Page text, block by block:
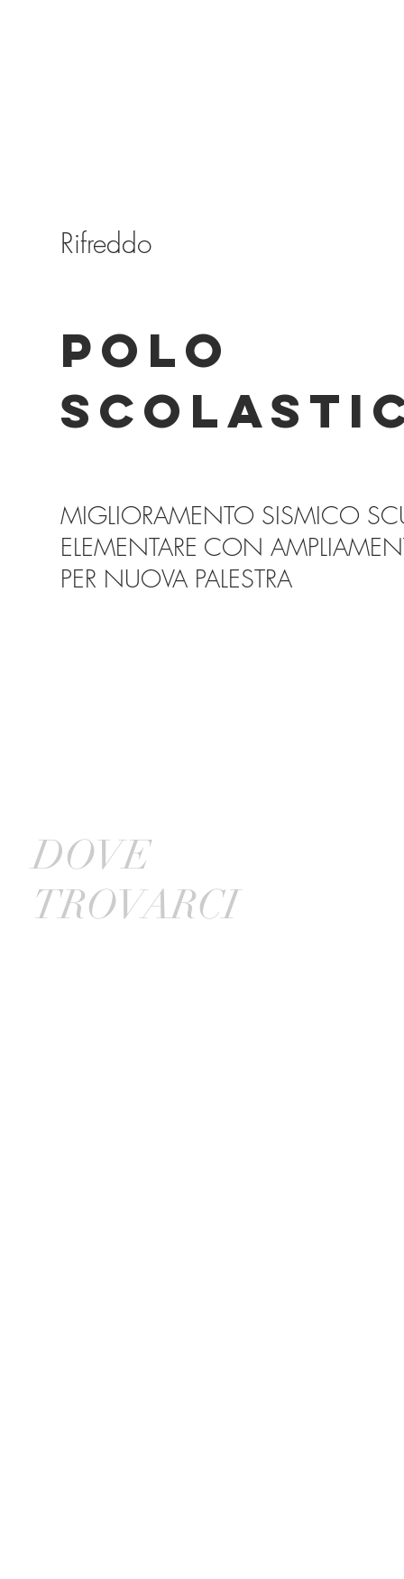
Rifreddo
POLO
MIGLIORAMENTO SISMICO
ELEMENTARE CON
PER NUOVA PALESTRA
DOVE
TROVARCI